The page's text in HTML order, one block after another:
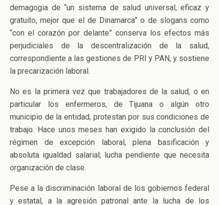
demagogia de “un sistema de salud universal, eficaz y
gratuito, mejor que el de Dinamarca” o de slogans como
“con el corazón por delante” conserva los efectos más
perjudiciales de la descentralización de la salud,
correspondiente a las gestiones de PRI y PAN, y sostiene
la precarización laboral.
No es la primera vez que trabajadores de la salud, o en
particular los enfermeros, de Tijuana o algún otro
municipio de la entidad, protestan por sus condiciones de
trabajo. Hace unos meses han exigido la conclusión del
régimen de excepción laboral, plena basificación y
absoluta igualdad salarial; lucha pendiente que necesita
organización de clase.
Pese a la discriminación laboral de los gobiernos federal
y estatal, a la agresión patronal ante la lucha de los